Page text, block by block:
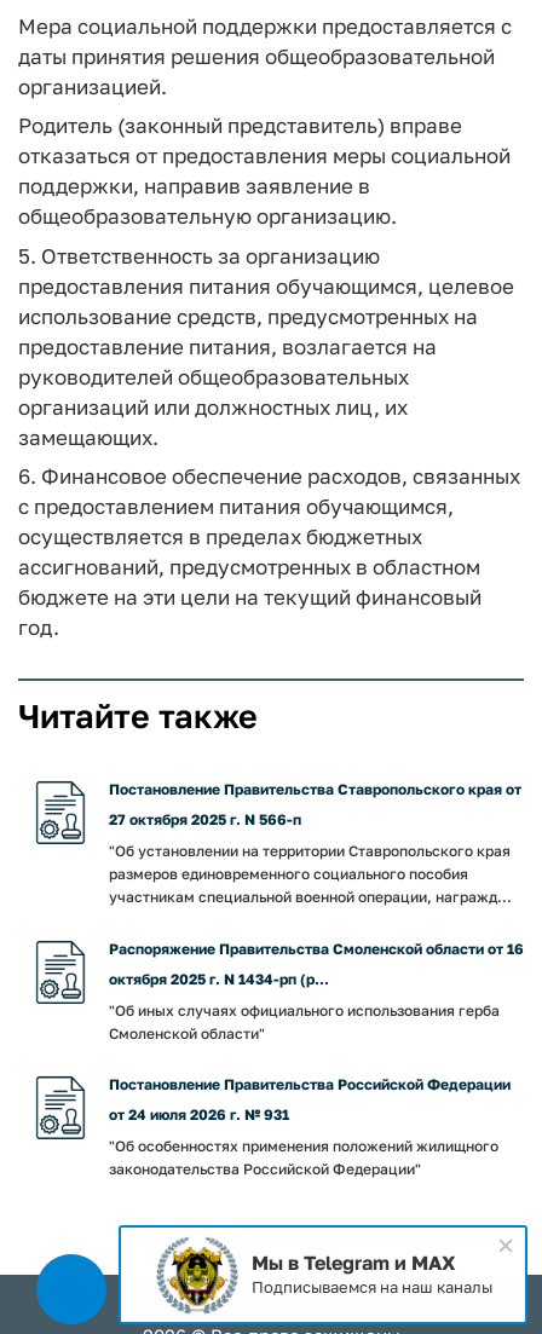
Мера социальной поддержки предоставляется с
даты принятия решения общеобразовательной
организацией.
Родитель (законный представитель) вправе
отказаться от предоставления меры социальной
поддержки, направив заявление в
общеобразовательную организацию.
5. Ответственность за организацию
предоставления питания обучающимся, целевое
использование средств, предусмотренных на
предоставление питания, возлагается на
руководителей общеобразовательных
организаций или должностных лиц, их
замещающих.
6. Финансовое обеспечение расходов, связанных
с предоставлением питания обучающимся,
осуществляется в пределах бюджетных
ассигнований, предусмотренных в областном
бюджете на эти цели на текущий финансовый
год.
Читайте также
Постановление Правительства Ставропольского края от
27 октября 2025 г. N 566-п
"Об установлении на территории Ставропольского края
размеров единовременного социального пособия
участникам специальной военной операции, награжд...
Распоряжение Правительства Смоленской области от 16
октября 2025 г. N 1434-рп (р...
"Об иных случаях официального использования герба
Смоленской области"
Постановление Правительства Российской Федерации
от 24 июля 2026 г. № 931
"Об особенностях применения положений жилищного
законодательства Российской Федерации"
Мы в Telegram и MAX
Подписываемся на наш каналы